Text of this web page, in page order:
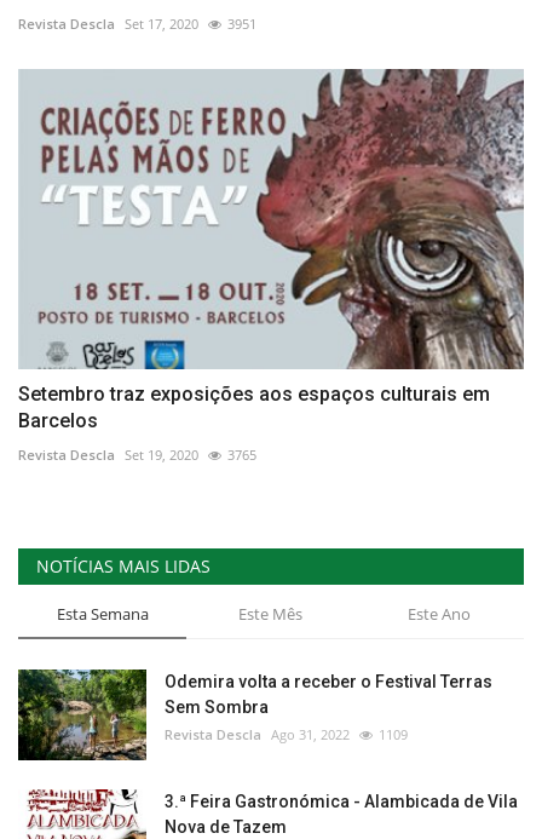
Revista Descla Set 17, 2020 3951
Setembro traz exposições aos espaços culturais em
Barcelos
Revista Descla Set 19, 2020 3765
NOTÍCIAS MAIS LIDAS
Esta Semana Este Mês Este Ano
Odemira volta a receber o Festival Terras
Sem Sombra
Revista Descla Ago 31, 2022 1109
3.ª Feira Gastronómica - Alambicada de Vila
Nova de Tazem